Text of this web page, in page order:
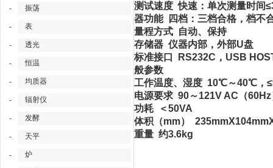
- 振荡
- 表
- 透光
- 恒温
- 均质器
- 辐射仪
- 发酵
- 天平
- 炉
测试速度 快速：单次测量时间
器功能 四档：三档合格，档不
量程方式 自动、保持
存储器 仪器内部，外部U盘
标准接口 RS232C，USB
般参数
工作温度、湿度 10℃～40℃，
电源要求 90～121V AC（
功耗 ＜50VA
体积（mm）
重量 约3.6kg